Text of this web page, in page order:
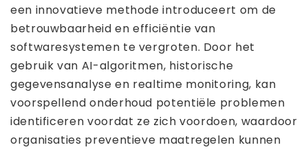
een innovatieve methode introduceert om de
betrouwbaarheid en efficiëntie van
softwaresystemen te vergroten. Door het
gebruik van AI-algoritmen, historische
gegevensanalyse en realtime monitoring, kan
voorspellend onderhoud potentiële problemen
identificeren voordat ze zich voordoen, waardoor
organisaties preventieve maatregelen kunnen